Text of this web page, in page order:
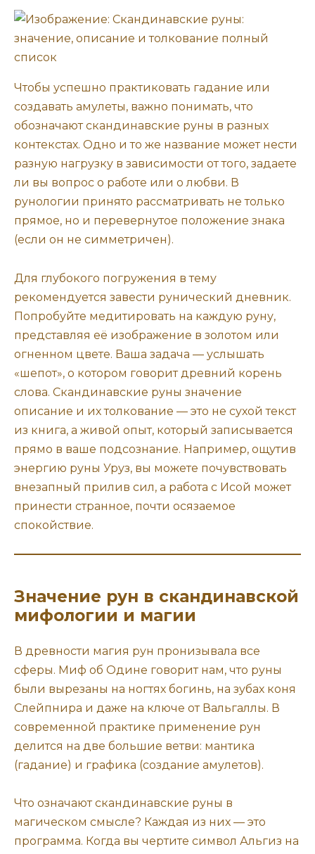
Чтобы успешно практиковать гадание или
создавать амулеты, важно понимать, что
обозначают скандинавские руны в разных
контекстах. Одно и то же название может нести
разную нагрузку в зависимости от того, задаете
ли вы вопрос о работе или о любви. В
рунологии принято рассматривать не только
прямое, но и перевернутое положение знака
(если он не симметричен).
Для глубокого погружения в тему
рекомендуется завести рунический дневник.
Попробуйте медитировать на каждую руну,
представляя её изображение в золотом или
огненном цвете. Ваша задача — услышать
«шепот», о котором говорит древний корень
слова. Скандинавские руны значение
описание и их толкование — это не сухой текст
из книга, а живой опыт, который записывается
прямо в ваше подсознание. Например, ощутив
энергию руны Уруз, вы можете почувствовать
внезапный прилив сил, а работа с Исой может
принести странное, почти осязаемое
спокойствие.
Значение рун в скандинавской
мифологии и магии
В древности магия рун пронизывала все
сферы. Миф об Одине говорит нам, что руны
были вырезаны на ногтях богинь, на зубах коня
Слейпнира и даже на ключе от Вальгаллы. В
современной практике применение рун
делится на две большие ветви: мантика
(гадание) и графика (создание амулетов).
Что означают скандинавские руны в
магическом смысле? Каждая из них — это
программа. Когда вы чертите символ Альгиз на